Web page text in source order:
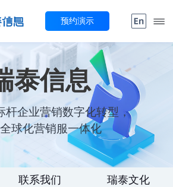
预约演示
泰信息
杆企业营销数字化转型，
球化营销服一体化
联系我们 瑞泰文化